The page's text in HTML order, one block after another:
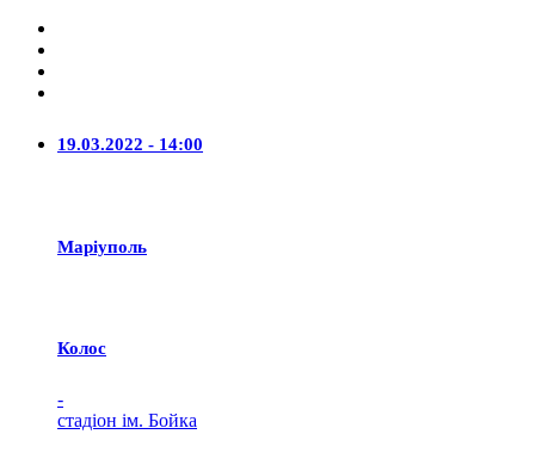
19.03.2022 - 14:00
Маріуполь
Колос
-
стадіон ім. Бойка